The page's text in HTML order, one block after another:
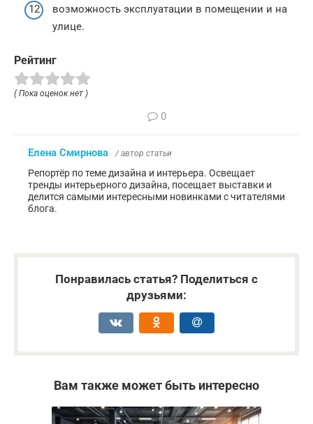
возможность эксплуатации в помещении и на
улице.
Рейтинг
( Пока оценок нет )
0
Елена Смирнова / автор статьи
Репортёр по теме дизайна и интерьера. Освещает
тренды интерьерного дизайна, посещает выставки и
делится самыми интересными новинками с читателями
блога.
Понравилась статья? Поделиться с
друзьями:
Вам также может быть интересно